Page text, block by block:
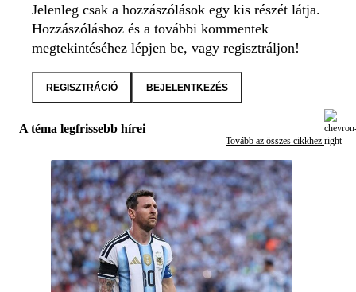
Jelenleg csak a hozzászólások egy kis részét látja.
Hozzászóláshoz és a további kommentek
megtekintéséhez lépjen be, vagy regisztráljon!
REGISZTRÁCIÓ BEJELENTKEZÉS
A téma legfrissebb hírei
Tovább az összes cikkhez